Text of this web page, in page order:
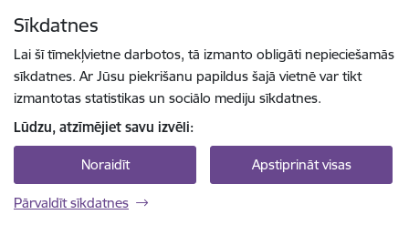
Sīkdatnes
Lai šī tīmekļvietne darbotos, tā izmanto obligāti nepieciešamās
sīkdatnes. Ar Jūsu piekrišanu papildus šajā vietnē var tikt
izmantotas statistikas un sociālo mediju sīkdatnes.
Lūdzu, atzīmējiet savu izvēli:
Noraidīt Apstiprināt visas
Pārvaldīt sīkdatnes